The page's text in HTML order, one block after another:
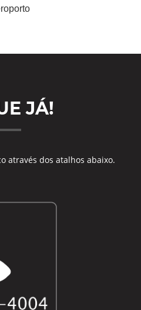
JÁ!
através dos atalhos abaixo.